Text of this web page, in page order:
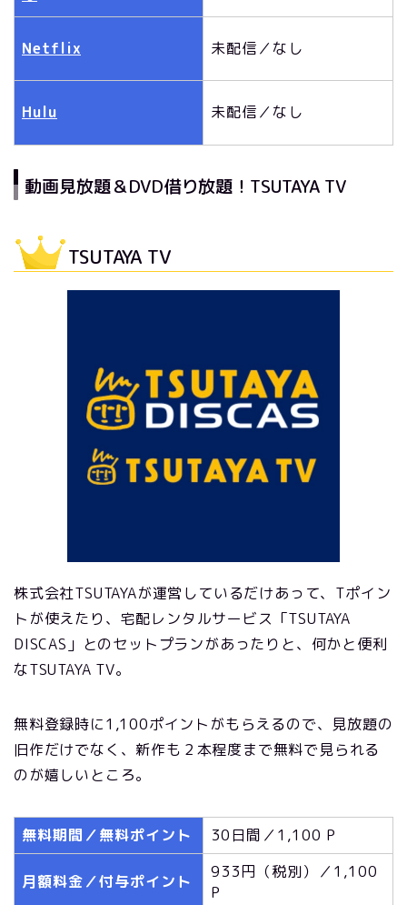
Netflix 未配信／なし
Hulu 未配信／なし
動画見放題＆DVD借り放題！TSUTAYA TV
TSUTAYA TV
株式会社TSUTAYAが運営しているだけあって、Tポイン
トが使えたり、宅配レンタルサービス「TSUTAYA
DISCAS」とのセットプランがあったりと、何かと便利
なTSUTAYA TV。
無料登録時に1,100ポイントがもらえるので、見放題の
旧作だけでなく、新作も２本程度まで無料で見られる
のが嬉しいところ。
無料期間／無料ポイント 30日間／1,100 P
月額料金／付与ポイント
933円（税別）／1,100
P